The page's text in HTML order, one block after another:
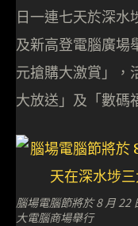
日一連七天於深水
及新高登電腦廣場
元搶購大激賞」，
大放送」及「數碼
腦場電腦節將於 8 月 22
大電腦商場舉行